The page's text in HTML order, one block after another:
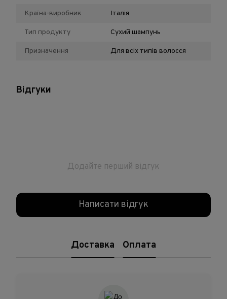
Країна-виробник Італія
Тип продукту Сухий шампунь
Призначення Для всіх типів волосся
Відгуки
Додайте перший відгук
Написати відгук
Доставка Оплата